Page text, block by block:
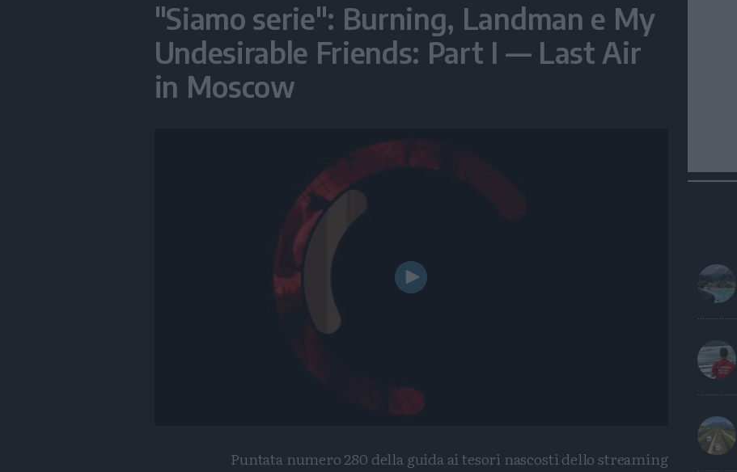
"Siamo serie": Burning, Landman e My
Undesirable Friends: Part I — Last Air
in Moscow
Play
Video
Puntata numero 280 della guida ai tesori nascosti dello streaming